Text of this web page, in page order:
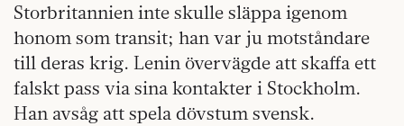
Storbritannien inte skulle släppa igenom
honom som transit; han var ju motståndare
till deras krig. Lenin övervägde att skaffa ett
falskt pass via sina kontakter i Stockholm.
Han avsåg att spela dövstum svensk.